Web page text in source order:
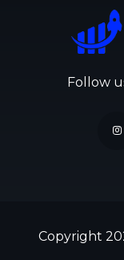
Follow
Copyright